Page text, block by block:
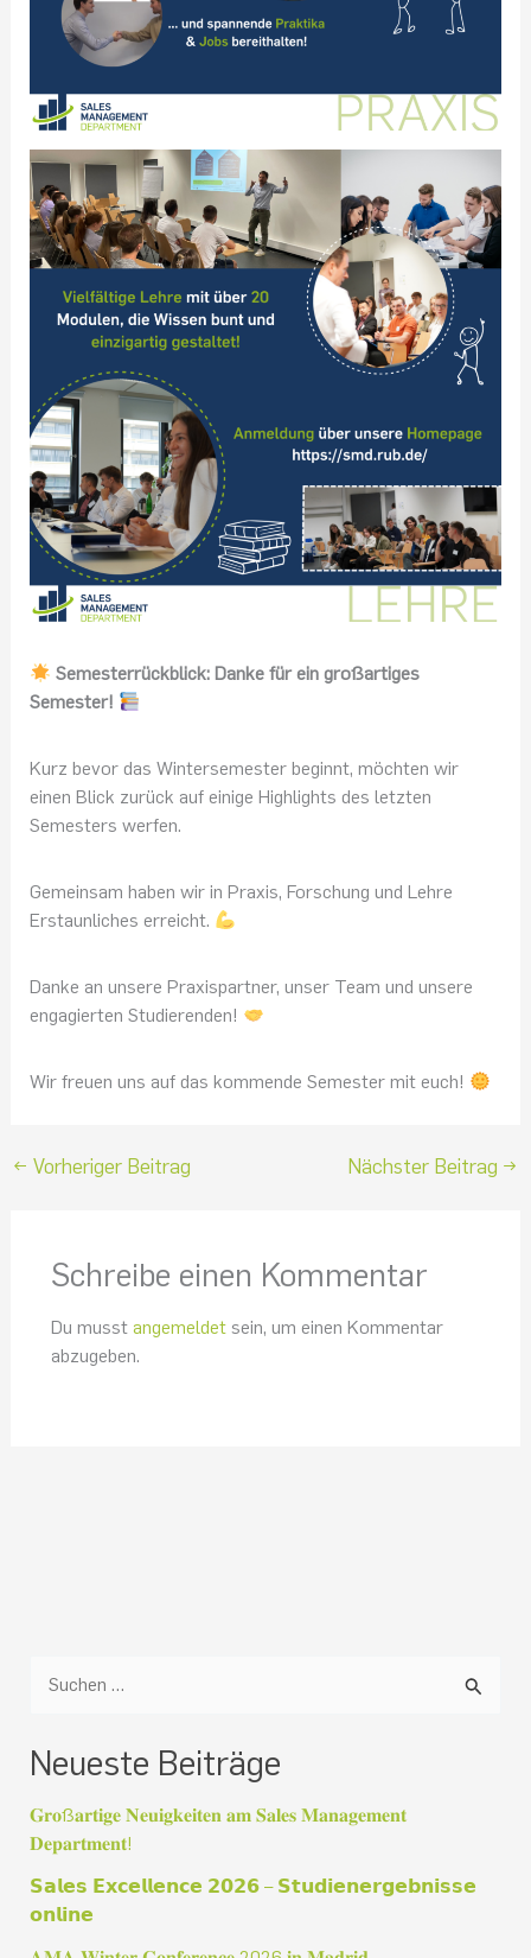
Semesterrückblick: Danke für ein großartiges
Semester!
Kurz bevor das Wintersemester beginnt, möchten wir
einen Blick zurück auf einige Highlights des letzten
Semesters werfen.
Gemeinsam haben wir in Praxis, Forschung und Lehre
Erstaunliches erreicht.
Danke an unsere Praxispartner, unser Team und unsere
engagierten Studierenden!
Wir freuen uns auf das kommende Semester mit euch!
← Vorheriger Beitrag Nächster Beitrag →
Schreibe einen Kommentar
Du musst angemeldetsein, um einen Kommentar
abzugeben.
c
h
e
n
n
Neueste Beiträge
𝐆𝐫𝐨ß𝐚𝐫𝐭𝐢𝐠𝐞 𝐍𝐞𝐮𝐢𝐠𝐤𝐞𝐢𝐭𝐞𝐧 𝐚𝐦 𝐒𝐚𝐥𝐞𝐬 𝐌𝐚𝐧𝐚𝐠𝐞𝐦𝐞𝐧𝐭
𝐃𝐞𝐩𝐚𝐫𝐭𝐦𝐞𝐧𝐭!
𝗦𝗮𝗹𝗲𝘀 𝗘𝘅𝗰𝗲𝗹𝗹𝗲𝗻𝗰𝗲 𝟮𝟬𝟮𝟲 – 𝗦𝘁𝘂𝗱𝗶𝗲𝗻𝗲𝗿𝗴𝗲𝗯𝗻𝗶𝘀𝘀𝗲
𝗼𝗻𝗹𝗶𝗻𝗲